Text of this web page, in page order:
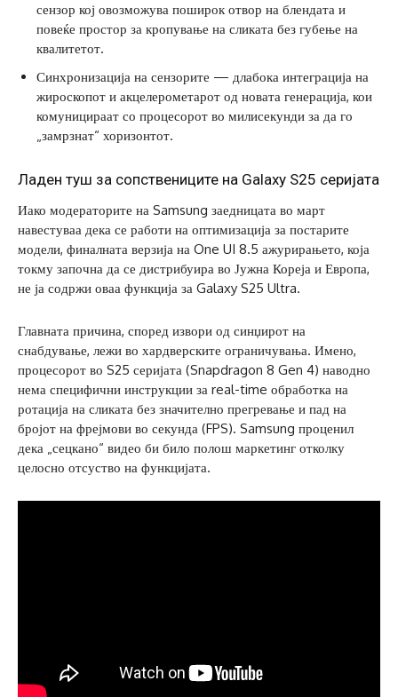
сензор кој овозможува поширок отвор на блендата и
повеќе простор за кропување на сликата без губење на
квалитетот.
Синхронизација на сензорите — длабока интеграција на
жироскопот и акцелерометарот од новата генерација, кои
комуницираат со процесорот во милисекунди за да го
„замрзнат“ хоризонтот.
Ладен туш за сопствениците на Galaxy S25 серијата
Иако модераторите на Samsung заедницата во март
навестуваа дека се работи на оптимизација за постарите
модели, финалната верзија на One UI 8.5 ажурирањето, која
токму започна да се дистрибуира во Јужна Кореја и Европа,
не ја содржи оваа функција за Galaxy S25 Ultra.
Главната причина, според извори од синџирот на
снабдување, лежи во хардверските ограничувања. Имено,
процесорот во S25 серијата (Snapdragon 8 Gen 4) наводно
нема специфични инструкции за real-time обработка на
ротација на сликата без значително прегревање и пад на
бројот на фрејмови во секунда (FPS). Samsung проценил
дека „сецкано“ видео би било полош маркетинг отколку
целосно отсуство на функцијата.